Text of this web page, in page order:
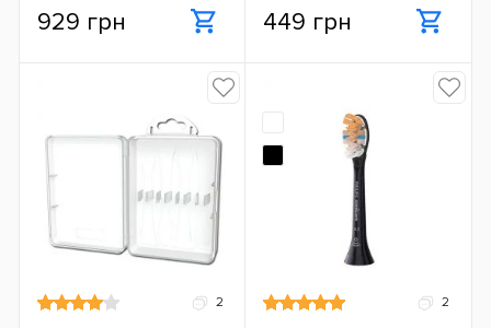
929 грн 449 грн
2 2